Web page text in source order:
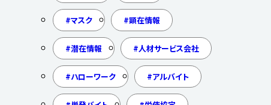
マスク 顕在情報
潜在情報 人材サービス会社
ハローワーク アルバイト